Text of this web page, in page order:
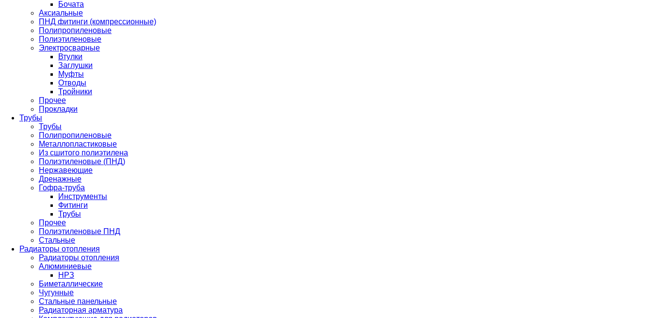
Бочата
Аксиальные
ПНД фитинги (компрессионные)
Полипропиленовые
Полиэтиленовые
Электросварные
Втулки
Заглушки
Муфты
Отводы
Тройники
Прочее
Прокладки
Трубы
Трубы
Полипропиленовые
Металлопластиковые
Из сшитого полиэтилена
Полиэтиленовые (ПНД)
Нержавеющие
Дренажные
Гофра-труба
Инструменты
Фитинги
Трубы
Прочее
Полиэтиленовые ПНД
Стальные
Радиаторы отопления
Радиаторы отопления
Алюминиевые
НРЗ
Биметаллические
Чугунные
Стальные панельные
Радиаторная арматура